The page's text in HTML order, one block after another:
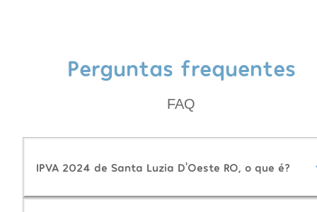
Perguntas frequentes
FAQ
IPVA 2024 de Santa Luzia D'Oeste RO, o que é?